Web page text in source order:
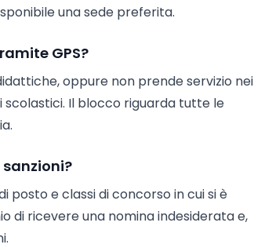
una sede preferita.
GPS?
oppure non prende servizio nei
scolastici. Il blocco riguarda tutte le
sanzioni?
posto e classi di concorso in cui si è
di ricevere una nomina indesiderata e,